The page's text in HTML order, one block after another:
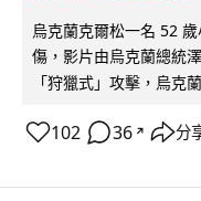
烏克蘭克爾松一名 52
傷，影片由烏克蘭總統
「狩獵式」攻擊，烏克
102 36 ↗ 分